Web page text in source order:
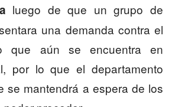
luego de que un grupo de
una demanda contra el
que aún se encuentra en
por lo que el departamento
se mantendrá a espera de los